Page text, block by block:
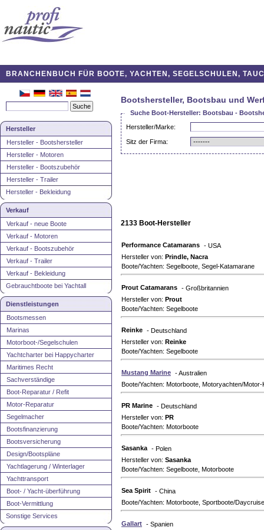
BRANCHENBUCH FÜR BOOTE, YACHTEN, SEGELSCHULEN,
Hersteller
Hersteller - Bootshersteller
Hersteller - Motoren
Hersteller - Bootszubehör
Hersteller - Trailer
Hersteller - Bekleidung
Verkauf
Verkauf - neue Boote
Verkauf - Motoren
Verkauf - Bootszubehör
Verkauf - Trailer
Verkauf - Bekleidung
Gebrauchtboote bei Yachtall
Dienstleistungen
Bootsmessen
Marinas
Motorboot-/Segelschulen
Yachtcharter bei Happycharter
Maritimes Recht
Sachverständige
Boot-Reparatur / Refit
Motor-Reparatur
Segelmacher
Bootsfinanzierung
Bootsversicherung
Design/Bootspläne
Yachtlagerung / Winterlager
Yachttransport
Boot- / Yacht-überführung
Boot-Vermittlung
Sonstige Services
Bootshersteller, Bootsbau und
Suche Boot-Hersteller: Bootsbau -
Hersteller/Marke:
Sitz der Firma:
2133 Boot-Hersteller
Performance Catamarans - USA
Hersteller von: Prindle, Nacra
Boote/Yachten: Segelboote, Segel-Katamarane
Prout Catamarans - Großbritannien
Hersteller von: Prout
Boote/Yachten: Segelboote
Reinke - Deutschland
Hersteller von: Reinke
Boote/Yachten: Segelboote
Mustang Marine - Australien
Boote/Yachten: Motorboote, Motoryachten/Motor-
PR Marine - Deutschland
Hersteller von: PR
Boote/Yachten: Motorboote
Sasanka - Polen
Hersteller von: Sasanka
Boote/Yachten: Segelboote, Motorboote
Sea Spirit - China
Boote/Yachten: Motorboote, Sportboote/
Gallart - Spanien